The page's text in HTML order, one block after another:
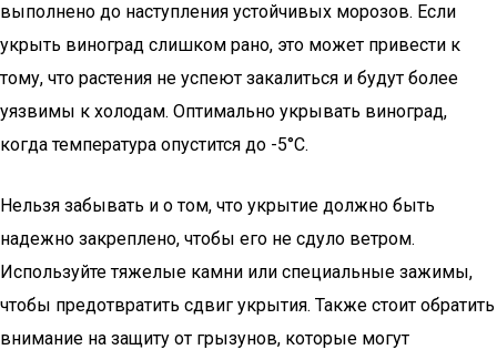
выполнено до наступления устойчивых морозов. Если
укрыть виноград слишком рано, это может привести к
тому, что растения не успеют закалиться и будут более
уязвимы к холодам. Оптимально укрывать виноград,
когда температура опустится до -5°C.
Нельзя забывать и о том, что укрытие должно быть
надежно закреплено, чтобы его не сдуло ветром.
Используйте тяжелые камни или специальные зажимы,
чтобы предотвратить сдвиг укрытия. Также стоит обратить
внимание на защиту от грызунов, которые могут